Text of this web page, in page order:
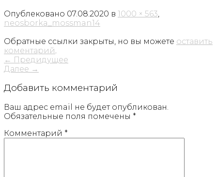
Опублековано 07.08.2020 в 1000 × 563
neosborka_mossman14
Обратные ссылки закрыты, но вы можете оставить
коментарий
← Предидущее
Далее →
Добавить комментарий
Ваш адрес email не будет опубликован.
Обязательные поля помечены *
Комментарий *